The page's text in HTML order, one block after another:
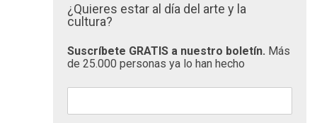
¿Quieres estar al día del arte y la
cultura?
Suscríbete GRATIS a nuestro boletín. Más
de 25.000 personas ya lo han hecho